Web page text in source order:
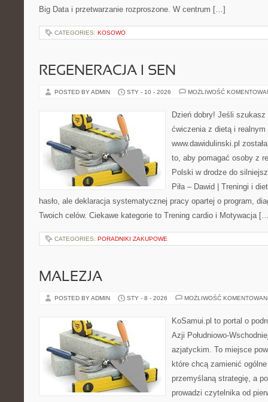
Big Data i przetwarzanie rozproszone. W centrum […]
CATEGORIES: KOSOWO
REGENERACJA I SEN
POSTED BY ADMIN STY - 10 - 2026 MOŻLIWOŚĆ
Dzień dobry! Jeśli
ćwiczenia z dietą i
www.dawidulinski.pl
to, aby pomagać osoby z
Polski w drodze do
Piła – Dawid | Treningi i
hasło, ale deklaracja systematycznej pracy opartej o program,
Twoich celów. Ciekawe kategorie to Trening cardio i Motywacja
CATEGORIES: PORADNIKI ZAKUPOWE
MALEZJA
POSTED BY ADMIN STY - 8 - 2026 MOŻLIWOŚĆ
KoSamui.pl to portal o
Azji Południowo-
azjatyckim. To miejsce
które chcą zamienić
przemyślaną strategię, a
prowadzi czytelnika od